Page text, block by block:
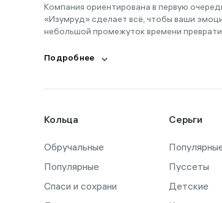
16-20
17,5
18
18,5
18-19
18-21,5
Компания ориентирована в первую
«Изумруд» сделает всё, чтобы ваши
небольшой промежуток времени
Подробнее
Кольца
Обручальные
Популярные
Спаси и сохрани
Серьги
Пуссеты
Детские